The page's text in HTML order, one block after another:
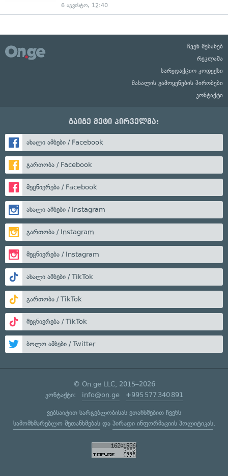
6 აგვისტო, 12:40
ჩვენ შესახებ
რეკლამა
სარედაქციო კოდექსი
მასალის გამოყენების პირობები
კონტაქტი
გაიგე მეტი პირველმა:
ახალი ამბები / Facebook
გართობა / Facebook
მეცნიერება / Facebook
ახალი ამბები / Instagram
გართობა / Instagram
მეცნიერება / Instagram
ახალი ამბები / TikTok
გართობა / TikTok
მეცნიერება / TikTok
ბოლო ამბები / Twitter
© On.ge LLC, 2015–2026
კონტაქტი: info@on.ge +995 577 340 891
ვებსაიტით სარგებლობისას ეთანხმებით ჩვენს
სამომხმარებლო შეთანხმებასდა პირადი ინფორმაციის პოლიტიკას.